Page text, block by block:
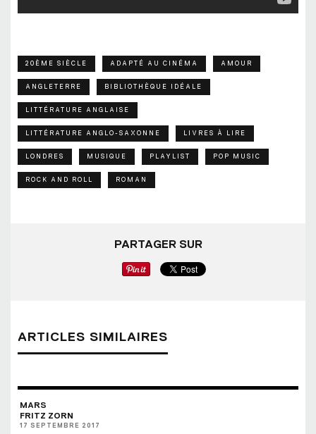
20ÈME SIÈCLE ADAPTÉ AU CINÉMA AMOUR
ANGLETERRE BIBLIOTHÈQUE IDÉALE
LITTÉRATURE ANGLAISE
LITTÉRATURE ANGLO-SAXONNE LIVRES À LIRE
LONDRES MUSIQUE PLAYLIST POP MUSIC
ROCK AND ROLL ROMAN
PARTAGER SUR
ARTICLES SIMILAIRES
MARS
FRITZ ZORN
17 SEPTEMBRE 2017